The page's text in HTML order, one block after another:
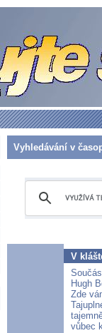
Vyhledávání v
V
Hugh
Zde
vůbec